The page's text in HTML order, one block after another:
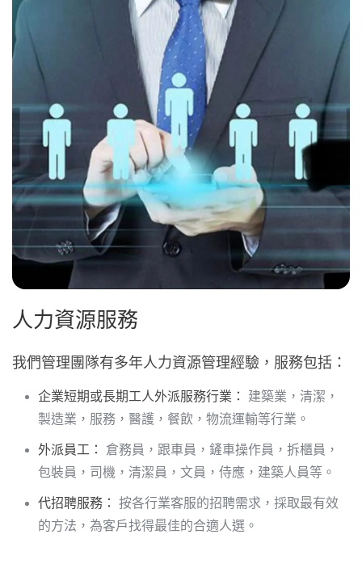
人力資源服務
我們管理團隊有多年人力資源管理經驗，服務包括：
企業短期或長期工人外派服務行業：
建築業，清潔，
製造業，服務，醫護，餐飲，物流運輸等行業。
外派員工：
倉務員，跟車員，鏟車操作員，拆櫃員，
包裝員，司機，清潔員，文員，侍應，建築人員等。
代招聘服務：
按各行業客服的招聘需求，採取最有效
的方法，為客戶找得最佳的合適人選。